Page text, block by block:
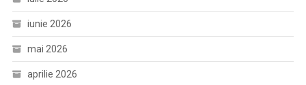
iunie 2026
mai 2026
aprilie 2026